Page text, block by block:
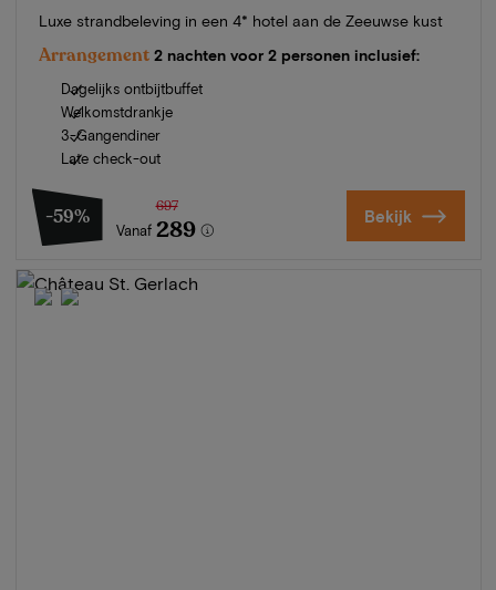
Luxe strandbeleving in een 4* hotel aan de Zeeuwse kust
Arrangement 2 nachten voor 2 personen inclusief:
Dagelijks ontbijtbuffet
Welkomstdrankje
3-Gangendiner
Late check-out
-59%
Vanaf
697
289 Bekijk